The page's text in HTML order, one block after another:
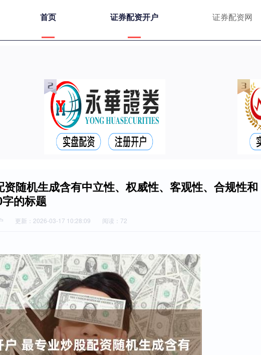
首页 证券配资开户 证券配资网
随机生成含有中立性、权威性、客观性、合规性和
的标题
更新：2026-03-17 10:28:09 阅读：72